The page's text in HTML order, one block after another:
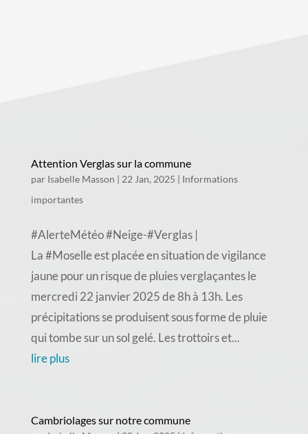
Attention Verglas sur la commune
par Isabelle Masson | 22 Jan, 2025 | Informations
importantes
#AlerteMétéo #Neige-#Verglas |
La #Moselle est placée en situation de vigilance
jaune pour un risque de pluies verglaçantes le
mercredi 22 janvier 2025 de 8h à 13h. Les
précipitations se produisent sous forme de pluie
qui tombe sur un sol gelé. Les trottoirs et...
lire plus
Cambriolages sur notre commune